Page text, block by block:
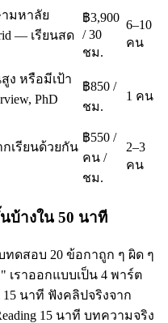
มหาลัย
— เรียนสด
฿3,900
/ 30
ชม.
6–10
คน
ง หรือมีเป้า
PhD
฿850 /
ชม.
1 คน
เรียนด้วยกัน
฿550 /
คน /
ชม.
2–3
คน
บ้างใน 50 นาที
บทดสอบ 20 ข้อกาถูก ๆ ผิด ๆ
ราออกแบบเป็น 4 พาร์ต
15 นาที ฟังคลิปจริงจาก
15 นาที บทความจริง